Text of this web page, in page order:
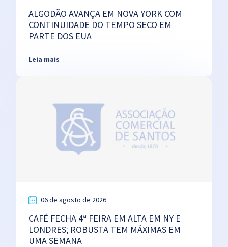
ALGODÃO AVANÇA EM NOVA YORK COM
CONTINUIDADE DO TEMPO SECO EM
PARTE DOS EUA
Leia mais
06 de agosto de 2026
CAFÉ FECHA 4ª FEIRA EM ALTA EM NY E
LONDRES; ROBUSTA TEM MÁXIMAS EM
UMA SEMANA